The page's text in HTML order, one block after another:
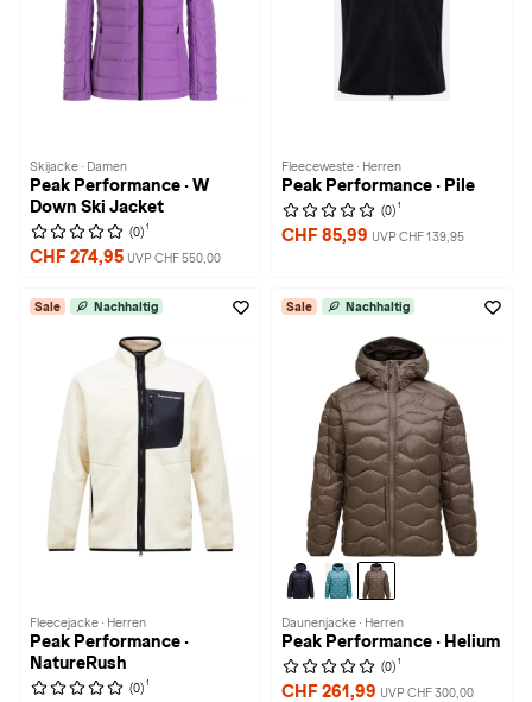
Skijacke · Damen
Peak Performance · W
Down Ski Jacket
(0) 1
CHF 274,95 UVP CHF 550,00
Fleeceweste · Herren
Peak Performance · Pile
(0) 1
CHF 85,99 UVP CHF 139,95
Sale Nachhaltig
Fleecejacke · Herren
Peak Performance ·
NatureRush
(0) 1
Sale Nachhaltig
Daunenjacke · Herren
Peak Performance · Helium
(0) 1
CHF 261,99 UVP CHF 300,00